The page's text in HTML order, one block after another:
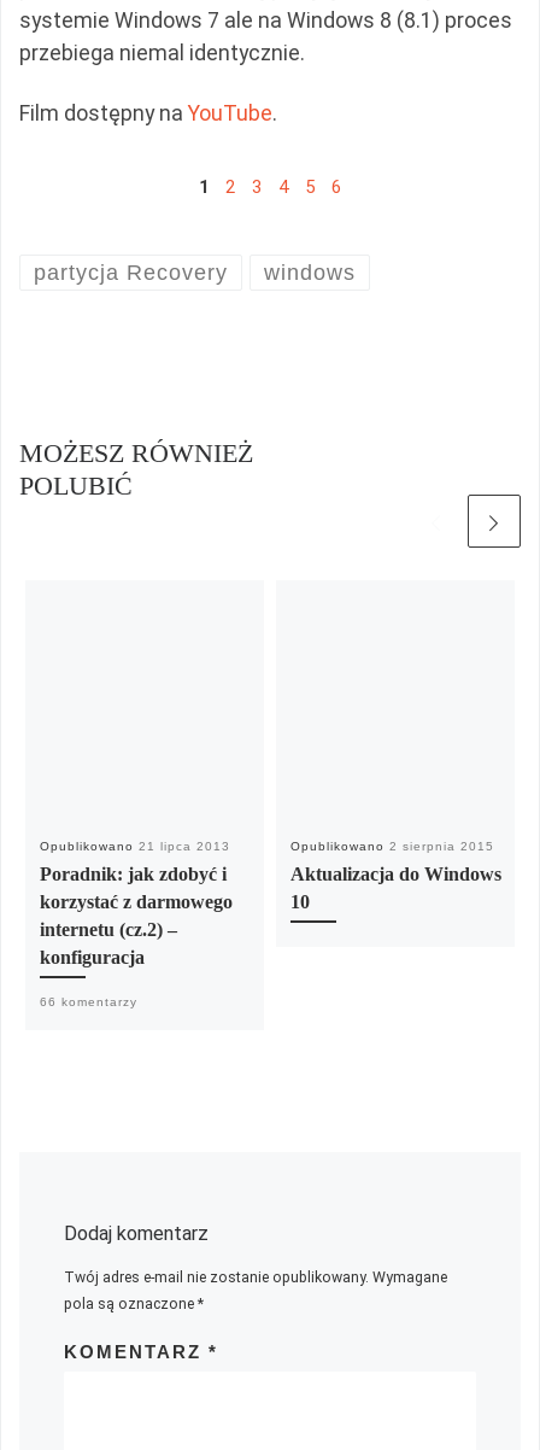
systemie Windows 7 ale na Windows 8 (8.1) proces
przebiega niemal identycznie.
Film dostępny na YouTube.
1 2 3 4 5 6
partycja Recovery windows
MOŻESZ RÓWNIEŻ
POLUBIĆ
Opublikowano 21 lipca 2013
Poradnik: jak zdobyć i
korzystać z darmowego
internetu (cz.2) –
konfiguracja
66 komentarzy
Opublikowano 2 sierpnia 2015
Aktualizacja do Windows
10
Dodaj komentarz
Twój adres e-mail nie zostanie opublikowany. Wymagane
pola są oznaczone *
KOMENTARZ *